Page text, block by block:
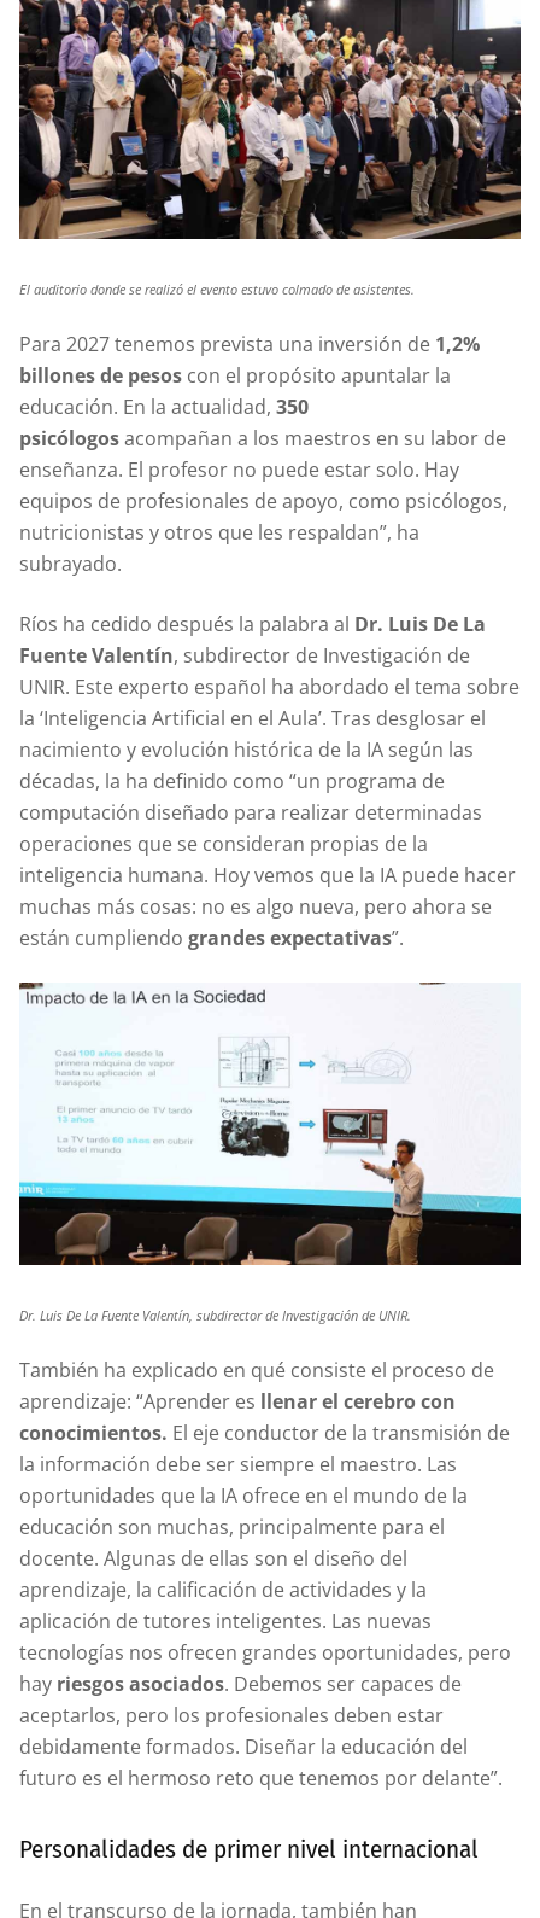
El auditorio donde se realizó el evento estuvo colmado de asistentes.
Para 2027 tenemos prevista una inversión de 1,2%
billones de pesos con el propósito apuntalar la
educación. En la actualidad, 350
psicólogosacompañan a los maestros en su labor de
enseñanza. El profesor no puede estar solo. Hay
equipos de profesionales de apoyo, como psicólogos,
nutricionistas y otros que les respaldan”, ha
subrayado.
Ríos ha cedido después la palabra al Dr. Luis De La
Fuente Valentín, subdirector de Investigación de
UNIR. Este experto español ha abordado el tema sobre
la ‘Inteligencia Artificial en el Aula’. Tras desglosar el
nacimiento y evolución histórica de la IA según las
décadas, la ha definido como “un programa de
computación diseñado para realizar determinadas
operaciones que se consideran propias de la
inteligencia humana. Hoy vemos que la IA puede hacer
muchas más cosas: no es algo nueva, pero ahora se
están cumpliendo grandes expectativas”.
Dr. Luis De La Fuente Valentín, subdirector de Investigación de UNIR.
También ha explicado en qué consiste el proceso de
aprendizaje: “Aprender es llenar el cerebro con
conocimientos. El eje conductor de la transmisión de
la información debe ser siempre el maestro. Las
oportunidades que la IA ofrece en el mundo de la
educación son muchas, principalmente para el
docente. Algunas de ellas son el diseño del
aprendizaje, la calificación de actividades y la
aplicación de tutores inteligentes. Las nuevas
tecnologías nos ofrecen grandes oportunidades, pero
hay riesgos asociados. Debemos ser capaces de
aceptarlos, pero los profesionales deben estar
debidamente formados. Diseñar la educación del
futuro es el hermoso reto que tenemos por delante”.
Personalidades de primer nivel internacional
En el transcurso de la jornada, también han